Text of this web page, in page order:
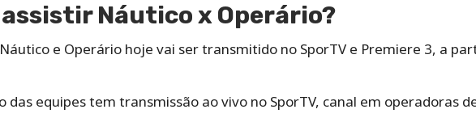
assistir Náutico x Operário?
e Operário hoje vai ser transmitido no SporTV e Premiere 3, a
das equipes tem transmissão ao vivo no SporTV, canal em operadoras